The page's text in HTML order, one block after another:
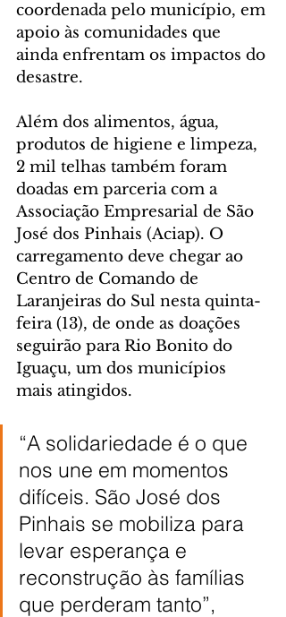
coordenada pelo município, em
apoio às comunidades que
ainda enfrentam os impactos do
desastre.
Além dos alimentos, água,
produtos de higiene e limpeza,
2 mil telhas também foram
doadas em parceria com a
Associação Empresarial de São
José dos Pinhais (Aciap). O
carregamento deve chegar ao
Centro de Comando de
Laranjeiras do Sul nesta quinta-
feira (13), de onde as doações
seguirão para Rio Bonito do
Iguaçu, um dos municípios
mais atingidos.
“A solidariedade é o que
nos une em momentos
difíceis. São José dos
Pinhais se mobiliza para
levar esperança e
reconstrução às famílias
que perderam tanto”,